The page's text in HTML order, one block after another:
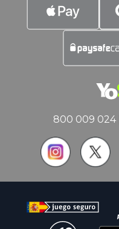
800 009 024|